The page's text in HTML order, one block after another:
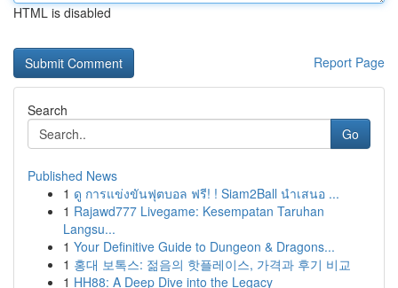
HTML is disabled
Report Page
Search
Go
Published News
1 ดู การแข่งขันฟุตบอล ฟรี! ! Siam2Ball นำเสนอ ...
1 Rajawd777 Livegame: Kesempatan Taruhan
Langsu...
1 Your Definitive Guide to Dungeon & Dragons...
1 홍대 보톡스: 젊음의 핫플레이스, 가격과 후기 비교
1 HH88: A Deep Dive into the Legacy